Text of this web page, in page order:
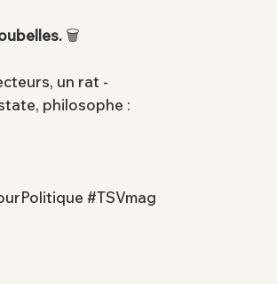
🗑
un rat -
philosophe :
#TSVmag